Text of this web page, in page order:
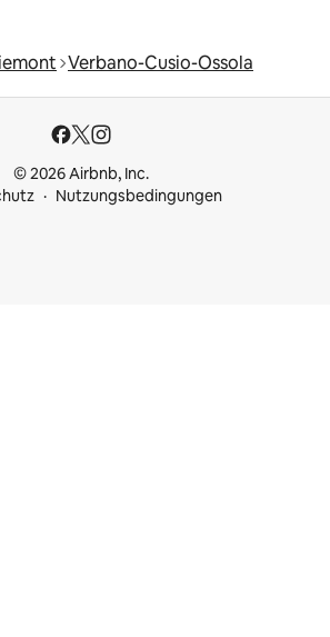
Verbano-Cusio-Ossola
© 2026 Airbnb, Inc.
Nutzungsbedingungen